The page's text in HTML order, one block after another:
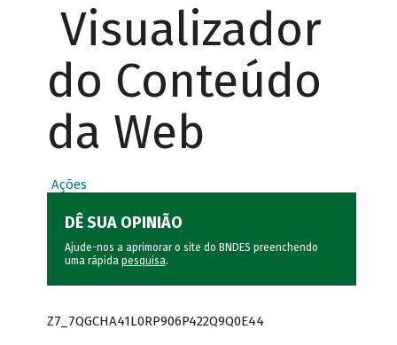
Visualizador
do Conteúdo
da Web
Ações
DÊ SUA OPINIÃO
Ajude-nos a aprimorar o site do BNDES preenchendo
uma rápida pesquisa.
Z7_7QGCHA41L0RP906P422Q9Q0E44